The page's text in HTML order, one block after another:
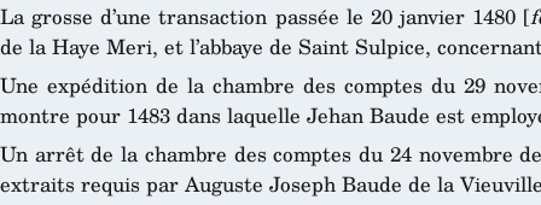
La grosse d’une transaction passée le 20 janvier 1480 [
de la Haye Meri, et l’abbaye de Saint Sulpice,
Une expédition de la chambre des comptes du 29
montre pour 1483 dans laquelle Jehan Baude est
Un arrêt de la chambre des comptes du 24 novembre
extraits requis par Auguste Joseph Baude de la